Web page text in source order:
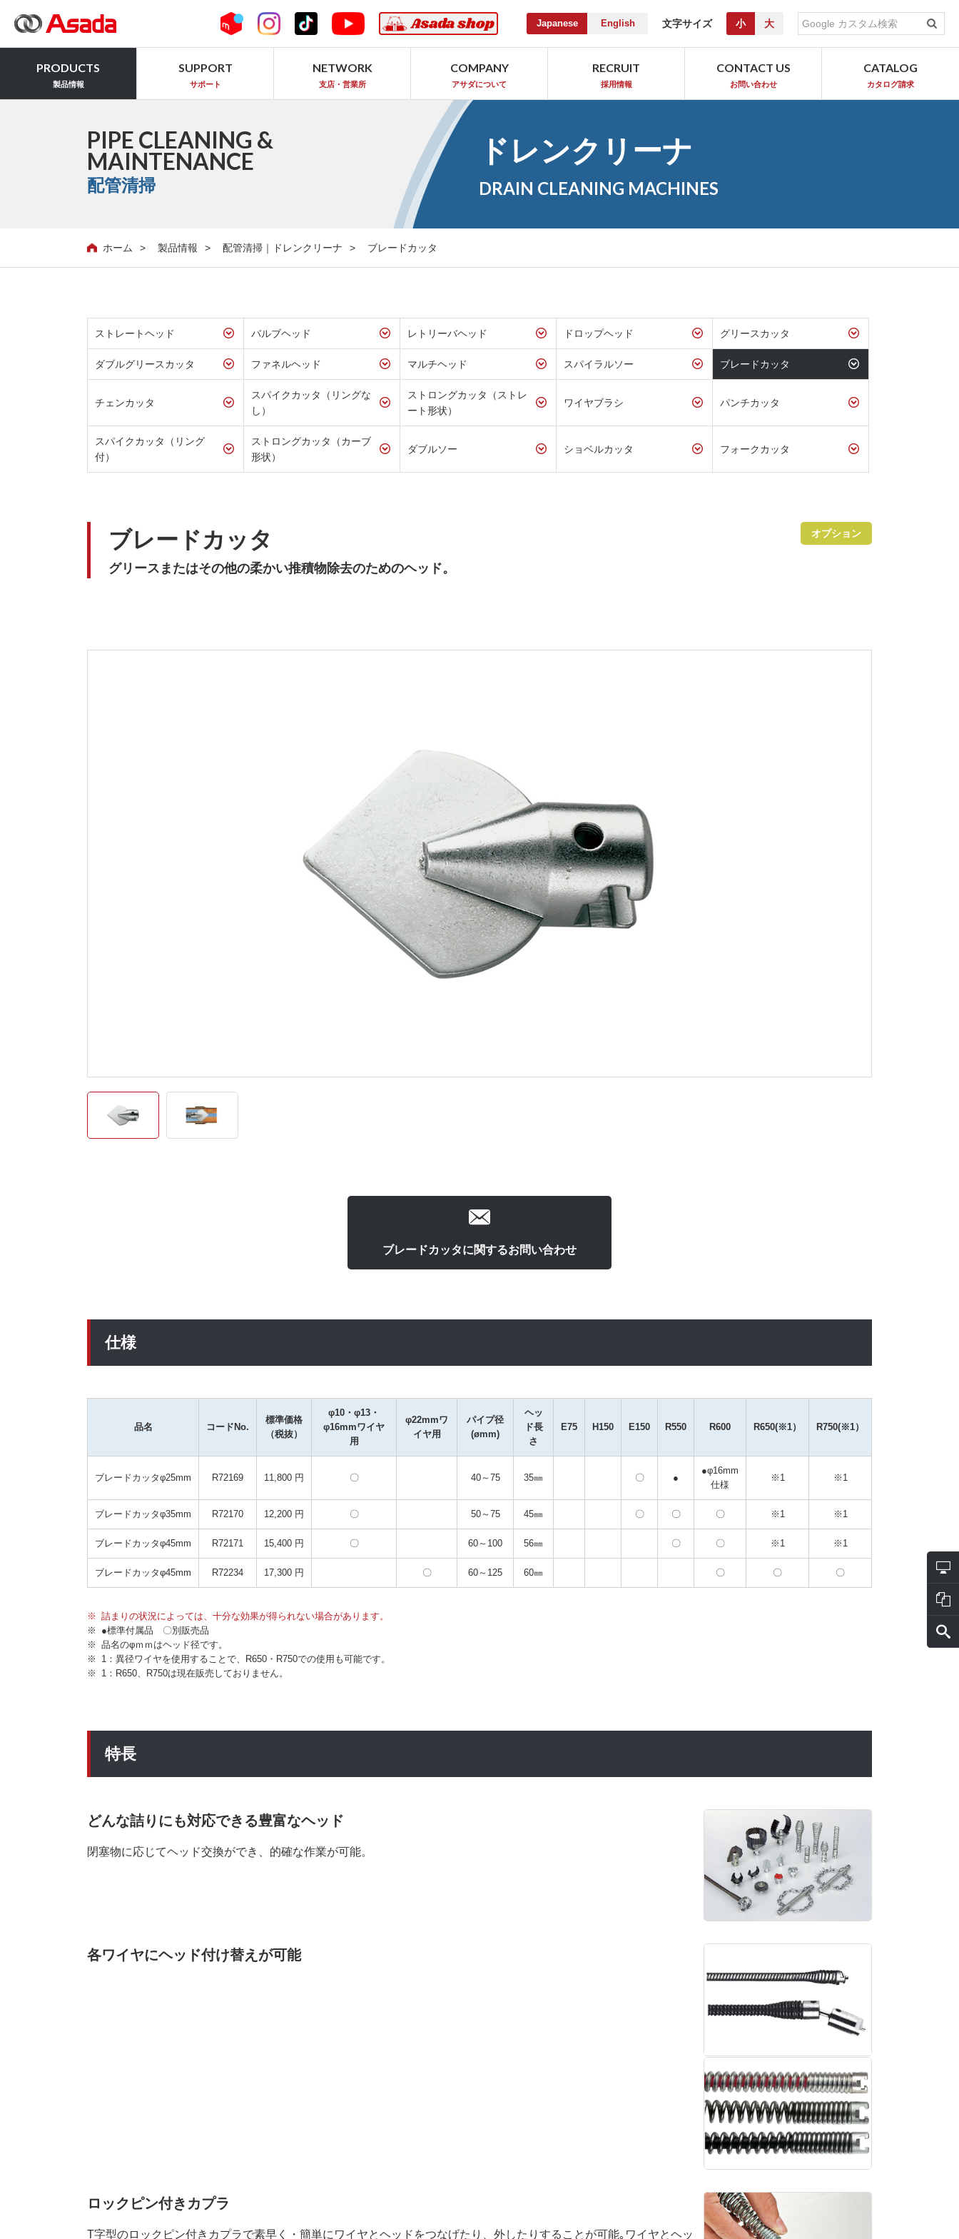
Japanese English 文字サイズ 小 大
PRODUCTS
製品情報
SUPPORT
サポート
NETWORK
支店・営業所
COMPANY
アサダについて
RECRUIT
採用情報
CONTACT US
お問い合わせ
CATALOG
カタログ請求
PIPE CLEANING &
MAINTENANCE
配管清掃
ドレンクリーナ
DRAIN CLEANING MACHINES
ホーム 製品情報 配管清掃｜ドレンクリーナ ブレードカッタ
ストレートヘッド バルブヘッド レトリーバヘッド ドロップヘッド グリースカッタ
ダブルグリースカッタ ファネルヘッド マルチヘッド スパイラルソー ブレードカッタ
チェンカッタ
スパイクカッタ（リングな
し）
ストロングカッタ（ストレ
ート形状）
ワイヤブラシ パンチカッタ
スパイクカッタ（リング
付）
ストロングカッタ（カーブ
形状）
ダブルソー ショベルカッタ フォークカッタ
ブレードカッタ
グリースまたはその他の柔かい推積物除去のためのヘッド。
オプション
ブレードカッタに関するお問い合わせ
仕様
品名 コードNo.
標準価格
（税抜）
φ10・φ13・
φ16mmワイヤ
用
φ22mmワ
イヤ用
パイプ径
(ømm)
ヘッ
ド長
さ
E75 H150 E150 R550 R600 R650(※1） R750(※1）
ブレードカッタφ25mm R72169 11,800 円 〇 40～75 35㎜ 〇 ●
●φ16mm
仕様
※1 ※1
ブレードカッタφ35mm R72170 12,200 円 〇 50～75 45㎜ 〇 〇 〇 ※1 ※1
ブレードカッタφ45mm R72171 15,400 円 〇 60～100 56㎜ 〇 〇 ※1 ※1
ブレードカッタφ45mm R72234 17,300 円 〇 60～125 60㎜ 〇 〇 〇
詰まりの状況によっては、十分な効果が得られない場合があります。
●標準付属品 〇別販売品
品名のφｍｍはヘッド径です。
1：異径ワイヤを使用することで、R650・R750での使用も可能です。
1：R650、R750は現在販売しておりません。
特長
どんな詰りにも対応できる豊富なヘッド
閉塞物に応じてヘッド交換ができ、的確な作業が可能。
各ワイヤにヘッド付け替えが可能
ロックピン付きカプラ
T字型のロックピン付きカプラで素早く・簡単にワイヤとヘッドをつなげたり、外したりすることが可能｡ワイヤとヘッ